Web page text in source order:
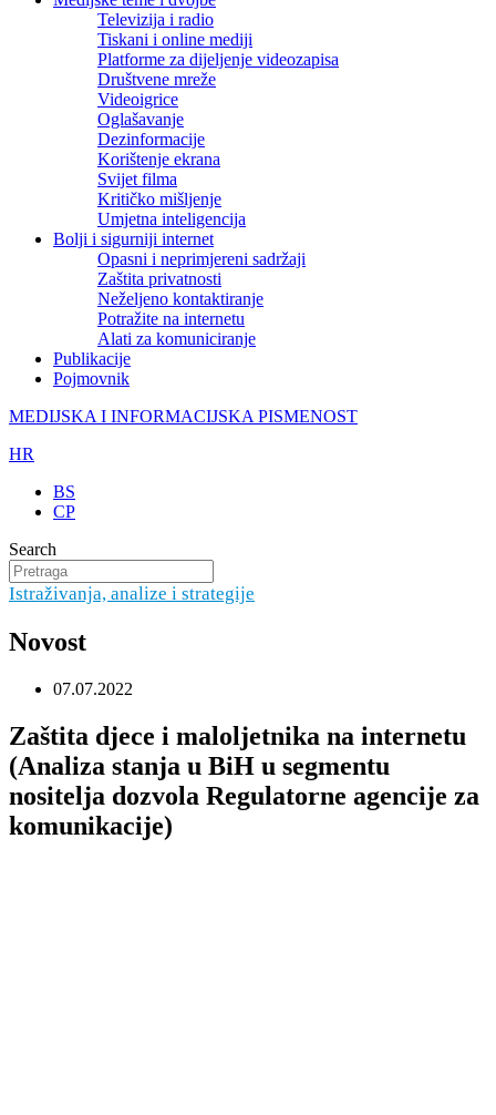
Televizija i radio
Tiskani i online mediji
Platforme za dijeljenje videozapisa
Društvene mreže
Videoigrice
Oglašavanje
Dezinformacije
Korištenje ekrana
Svijet filma
Kritičko mišljenje
Umjetna inteligencija
Bolji i sigurniji internet
Opasni i neprimjereni sadržaji
Zaštita privatnosti
Neželjeno kontaktiranje
Potražite na internetu
Alati za komuniciranje
Publikacije
Pojmovnik
MEDIJSKA I INFORMACIJSKA PISMENOST
HR
BS
CP
Search
Istraživanja, analize i strategije
Novost
07.07.2022
Zaštita djece i maloljetnika na internetu
(Analiza stanja u BiH u segmentu
nositelja dozvola Regulatorne agencije za
komunikacije)